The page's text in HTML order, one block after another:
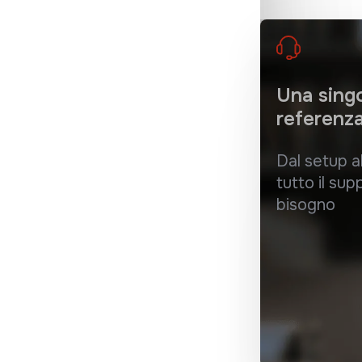
Una
Dal setup
tutto il
bisogno
alle